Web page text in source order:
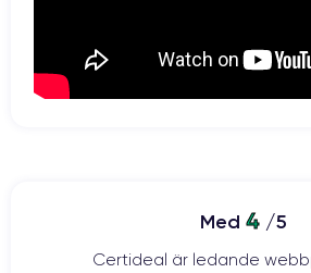
Med 4 /5
Certideal är ledande